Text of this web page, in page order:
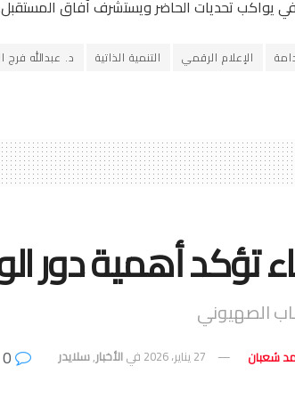
يواكب تحديات الحاضر ويستشرف آفاق
الإعلام الرقمي التنمية الذاتية د. عبدالله فرج
تؤكد أهمية
الصهيوني
شعبان 27 يناير، 2026 فيالأخبار,سلايدر